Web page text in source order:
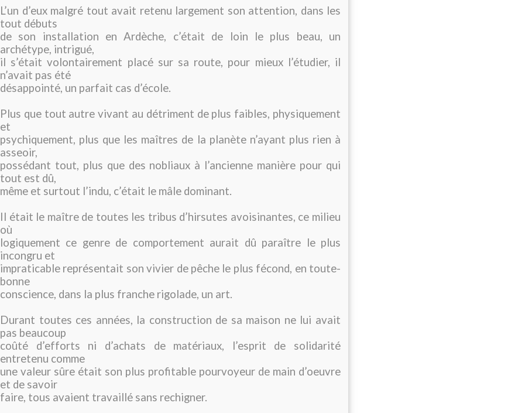
L’un d’eux malgré tout avait retenu largement son attention, dans les
tout débuts
de son installation en Ardèche, c’était de loin le plus beau, un
archétype, intrigué,
il s’était volontairement placé sur sa route, pour mieux l’étudier, il
n’avait pas été
désappointé, un parfait cas d’école.
Plus que tout autre vivant au détriment de plus faibles, physiquement
et
psychiquement, plus que les maîtres de la planète n’ayant plus rien à
asseoir,
possédant tout, plus que des nobliaux à l’ancienne manière pour qui
tout est dû,
même et surtout l’indu, c’était le mâle dominant.
Il était le maître de toutes les tribus d’hirsutes avoisinantes, ce milieu
où
logiquement ce genre de comportement aurait dû paraître le plus
incongru et
impraticable représentait son vivier de pêche le plus fécond, en toute-
bonne
conscience, dans la plus franche rigolade, un art.
Durant toutes ces années, la construction de sa maison ne lui avait
pas beaucoup
coûté d’efforts ni d’achats de matériaux, l’esprit de solidarité
entretenu comme
une valeur sûre était son plus profitable pourvoyeur de main d’oeuvre
et de savoir
faire, tous avaient travaillé sans rechigner.